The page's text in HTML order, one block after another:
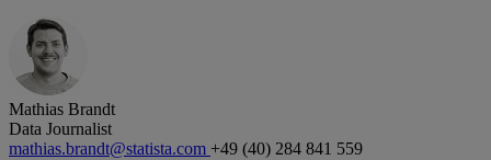
Mathias Brandt
Data Journalist
mathias.brandt@statista.com +49 (40) 284 841 559